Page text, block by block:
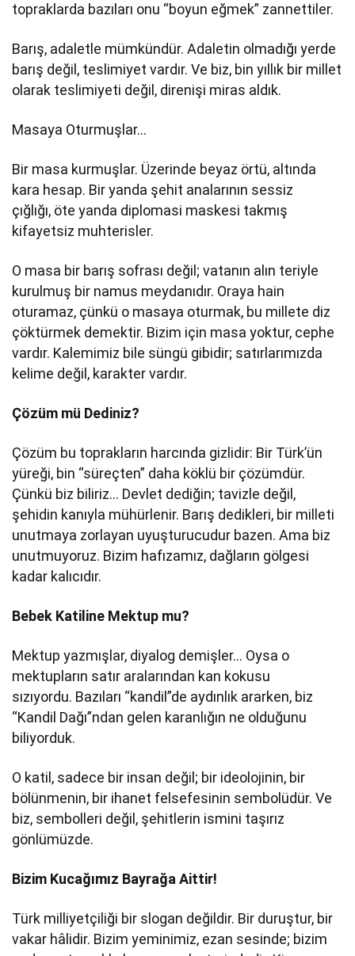
topraklarda bazıları onu “boyun eğmek” zannettiler.
Barış, adaletle mümkündür. Adaletin olmadığı yerde
barış değil, teslimiyet vardır. Ve biz, bin yıllık bir millet
olarak teslimiyeti değil, direnişi miras aldık.
Masaya Oturmuşlar…
Bir masa kurmuşlar. Üzerinde beyaz örtü, altında
kara hesap. Bir yanda şehit analarının sessiz
çığlığı, öte yanda diplomasi maskesi takmış
kifayetsiz muhterisler.
O masa bir barış sofrası değil; vatanın alın teriyle
kurulmuş bir namus meydanıdır. Oraya hain
oturamaz, çünkü o masaya oturmak, bu millete diz
çöktürmek demektir. Bizim için masa yoktur, cephe
vardır. Kalemimiz bile süngü gibidir; satırlarımızda
kelime değil, karakter vardır.
Çözüm mü Dediniz?
Çözüm bu toprakların harcında gizlidir: Bir Türk’ün
yüreği, bin “süreçten” daha köklü bir çözümdür.
Çünkü biz biliriz… Devlet dediğin; tavizle değil,
şehidin kanıyla mühürlenir. Barış dedikleri, bir milleti
unutmaya zorlayan uyuşturucudur bazen. Ama biz
unutmuyoruz. Bizim hafızamız, dağların gölgesi
kadar kalıcıdır.
Bebek Katiline Mektup mu?
Mektup yazmışlar, diyalog demişler… Oysa o
mektupların satır aralarından kan kokusu
sızıyordu. Bazıları “kandil”de aydınlık ararken, biz
“Kandil Dağı”ndan gelen karanlığın ne olduğunu
biliyorduk.
O katil, sadece bir insan değil; bir ideolojinin, bir
bölünmenin, bir ihanet felsefesinin sembolüdür. Ve
biz, sembolleri değil, şehitlerin ismini taşırız
gönlümüzde.
Bizim Kucağımız Bayrağa Aittir!
Türk milliyetçiliği bir slogan değildir. Bir duruştur, bir
vakar hâlidir. Bizim yeminimiz, ezan sesinde; bizim